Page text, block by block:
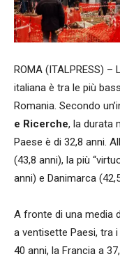
ROMA (ITALPRESS)
italiana è tra le più
Romania. Secondo
e Ricerche, la durata
Paese è di 32,8 anni.
(43,8 anni), la più
anni) e Danimarca
A fronte di una media
a ventisette Paesi, tra
40 anni, la Francia a